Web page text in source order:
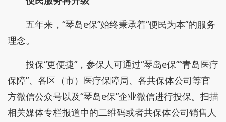
五年来，“琴岛e保”始终秉承着“便民为本”的服务
理念。
投保“更便捷”，参保人可通过“琴岛e保”“青岛医疗
保障”、各区（市）医疗保障局、各共保体公司等官
方微信公众号以及“琴岛e保”企业微信进行投保。扫描
相关媒体专栏报道中的二维码或者共保体公司销售人